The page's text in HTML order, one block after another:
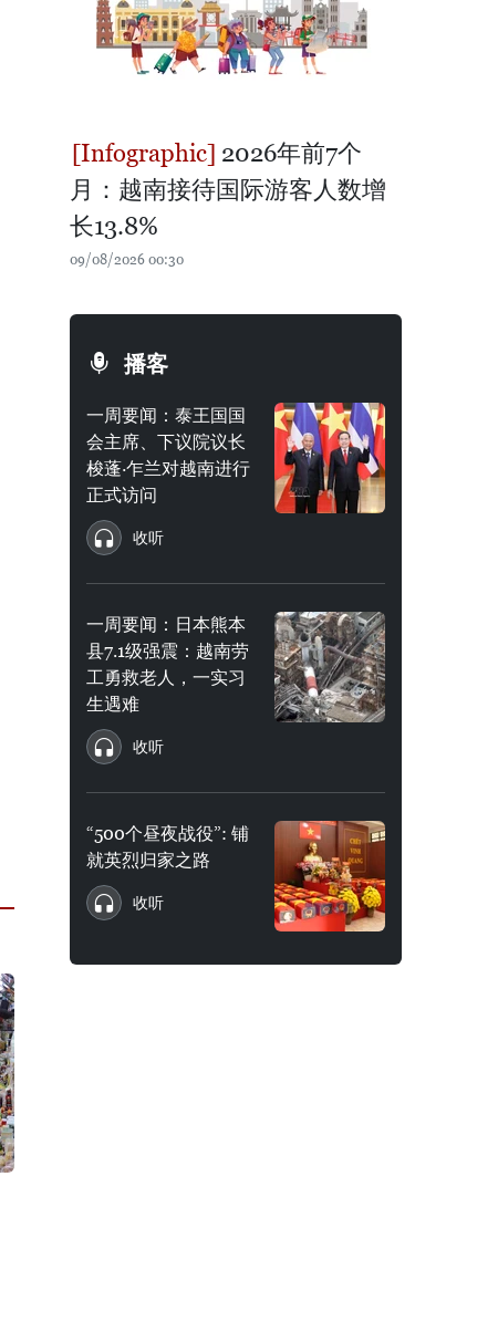
2026年前7个
月：越南接待国际游客人数增
长13.8%
09/08/2026 00:30
播客
一周要闻：泰王国国
会主席、下议院议长
梭蓬·乍兰对越南进行
正式访问
收听
一周要闻：日本熊本
县7.1级强震：越南劳
工勇救老人，一实习
生遇难
收听
“500个昼夜战役”: 铺
就英烈归家之路
收听